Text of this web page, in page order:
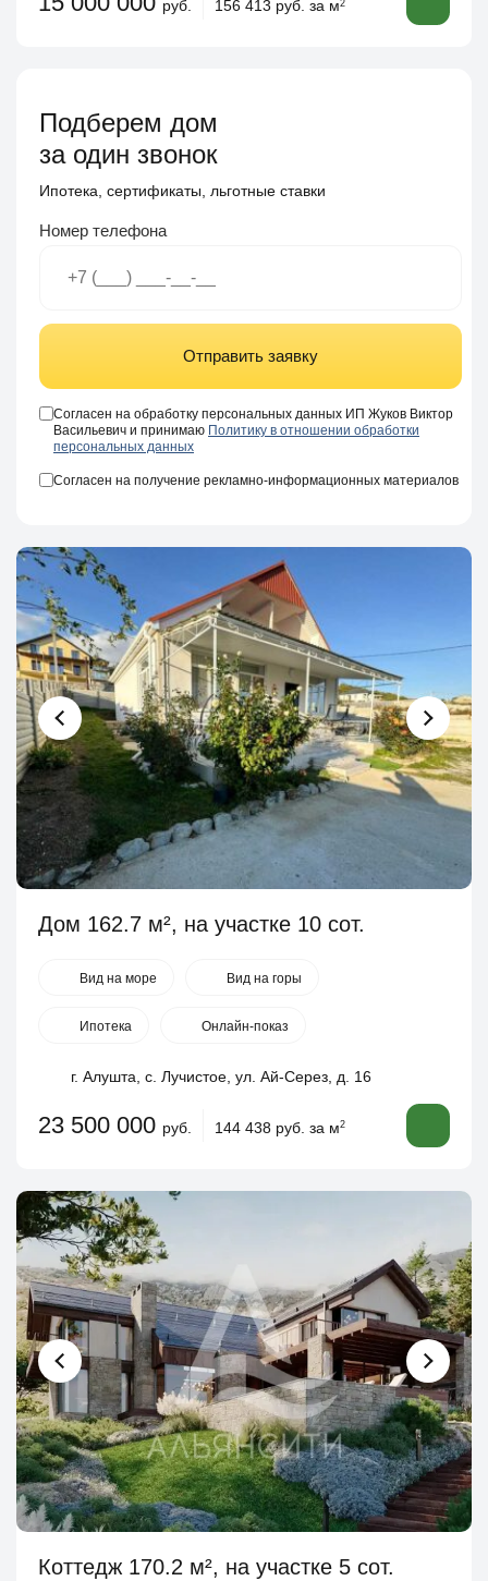
руб. 156 413 руб. за м2
Подберем дом
за один звонок
Ипотека, сертификаты, льготные ставки
Номер телефона
Отправить заявку
Согласен на обработку персональных данных ИП Жуков Виктор
Васильевич и принимаю Политику в отношении обработки
персональных данных
Согласен на получение рекламно-информационных материалов
Дом 162.7 м², на участке 10 сот.
Вид на море Вид на горы
Ипотека Онлайн-показ
г. Алушта, с. Лучистое, ул. Ай-Серез, д. 16
23 500 000 руб. 144 438 руб. за м2
Коттедж 170.2 м², на участке 5 сот.